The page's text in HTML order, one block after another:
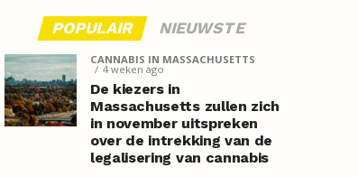
POPULAIR NIEUWSTE
CANNABIS IN MASSACHUSETTS
4 weken ago
De kiezers in
Massachusetts zullen zich
in november uitspreken
over de intrekking van de
legalisering van cannabis